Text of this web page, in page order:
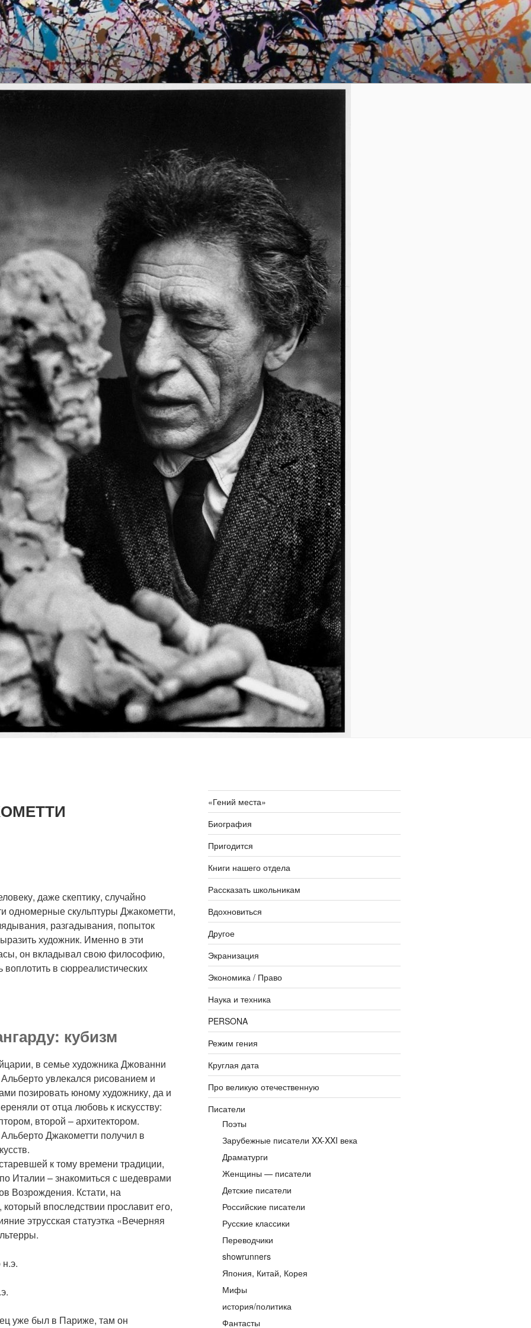
даже скептику, случайно
одномерные скульптуры Джакометти,
разгадывания, попыток
художник. Именно в эти
он вкладывал свою философию,
в сюрреалистических
кубизм
в семье художника Джованни
увлекался рисованием и
позировать юному художнику, да и
от отца любовь к искусству:
второй – архитектором.
Джакометти получил в
к тому времени традиции,
Италии – знакомиться с шедеврами
Возрождения. Кстати, на
впоследствии прославит его,
этрусская статуэтка «Вечерняя
уже был в Париже, там он
«Гений места»
Биография
Пригодится
Книги нашего отдела
Рассказать школьникам
Вдохновиться
Другое
Экранизация
Экономика / Право
Наука и техника
PERSONA
Режим гения
Круглая дата
Про великую отечественную
Писатели
Поэты
Зарубежные писатели XX-XXI века
Драматурги
Женщины — писатели
Детские писатели
Российские писатели
Русские классики
Переводчики
showrunners
Япония, Китай, Корея
Мифы
история/политика
Фантасты